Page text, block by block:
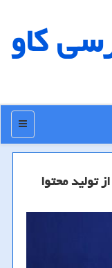
كاو
منو
تولید محتوا